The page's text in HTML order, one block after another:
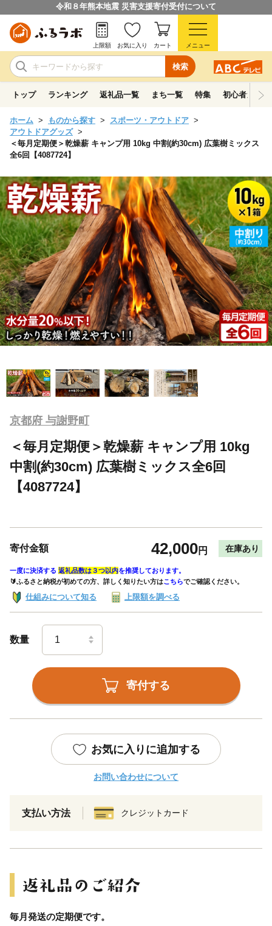
令和８年熊本地震 災害支援寄付受付について
検索
上限額 お気に入り カート メニュー
トップ ランキング 返礼品一覧 まち一覧 特集 初心者ガイド
ホーム ものから探す
スポーツ・アウトドア
アウトドアグッズ
＜毎月定期便＞乾燥薪 キャンプ用 10kg 中割(約30cm) 広葉樹ミックス
全6回【4087724】
京都府 与謝野町
＜毎月定期便＞乾燥薪 キャンプ用 10kg
中割(約30cm) 広葉樹ミックス全6回
【4087724】
寄付金額 42,000円 在庫あり
一度に決済する 返礼品数は３つ以内を推奨しております。
🔰ふるさと納税が初めての方、詳しく知りたい方はこちらでご確認ください。
仕組みについて知る 上限額を調べる
数量
寄付する
お気に入りに追加する
お問い合わせについて
支払い方法 クレジットカード
毎月発送の定期便です。